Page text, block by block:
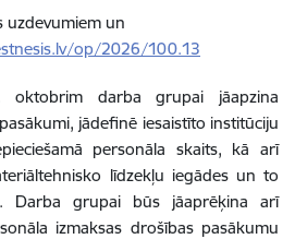
uzdevumiem un
op/2026/100.13
darba grupai jāapzina
jādefinē iesaistīto institūciju
personāla skaits, kā arī
līdzekļu iegādes un to
Darba grupai būs jāaprēķina arī
izmaksas drošības pasākumu